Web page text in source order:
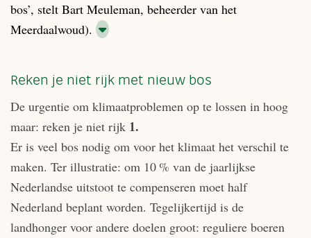
bos’, stelt Bart Meuleman, beheerder van het
Meerdaalwoud).
Reken je niet rijk met nieuw bos
De urgentie om klimaatproblemen op te lossen in hoog
maar: reken je niet rijk 1.
Er is veel bos nodig om voor het klimaat het verschil te
maken. Ter illustratie: om 10 % van de jaarlijkse
Nederlandse uitstoot te compenseren moet half
Nederland beplant worden. Tegelijkertijd is de
landhonger voor andere doelen groot: reguliere boeren